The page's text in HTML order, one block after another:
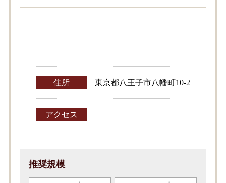
住所 東京都八王子市八幡町10-2
アクセス
推奨規模